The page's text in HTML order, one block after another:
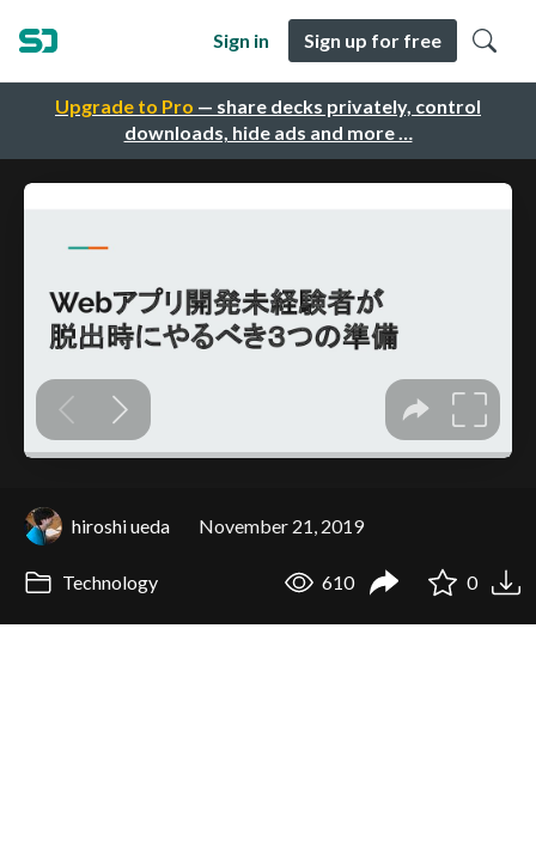
Upgrade to Pro — share decks privately, control
downloads, hide ads and more …
Sign in Sign up for free
hiroshi ueda November 21, 2019
Technology 610 0